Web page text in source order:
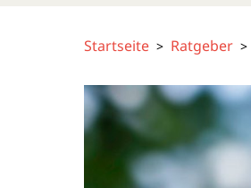
Startseite > Ratgeber >